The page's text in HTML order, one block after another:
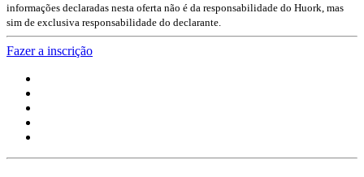
informações declaradas nesta oferta não é da responsabilidade do Huork, mas
sim de exclusiva responsabilidade do declarante.
Fazer a inscrição